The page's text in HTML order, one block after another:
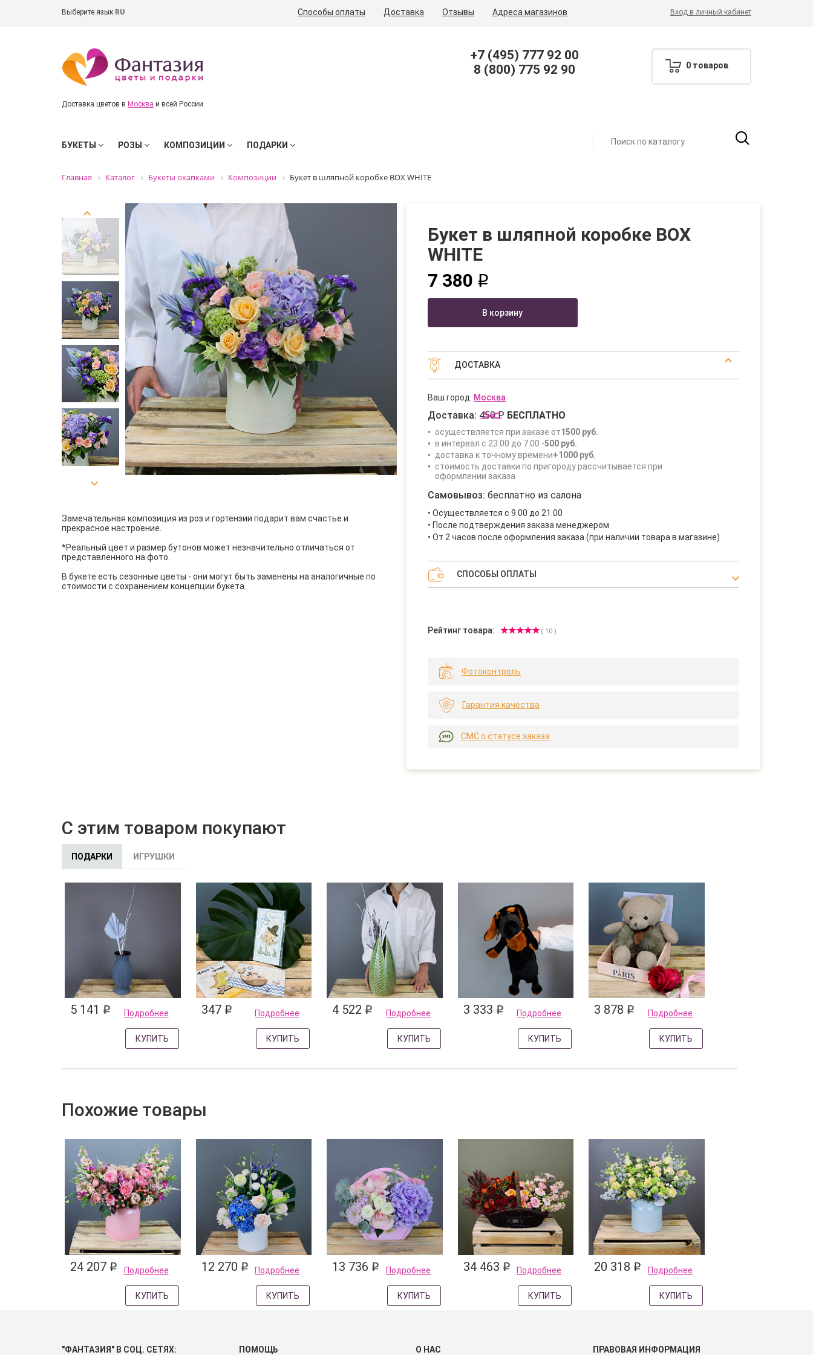
Выберите язык RU Способы оплаты Доставка Отзывы Адреса магазинов Вход в личный кабинет
Доставка цветов в Москва и всей России
+7 (495) 777 92 00
8 (800) 775 92 90
0 товаров
БУКЕТЫ РОЗЫ КОМПОЗИЦИИ ПОДАРКИ
Главная Каталог Букеты охапками Композиции Букет в шляпной коробке BOX WHITE
Замечательная композиция из роз и гортензии подарит вам счастье и
прекрасное настроение.
*Реальный цвет и размер бутонов может незначительно отличаться от
представленного на фото.
В букете есть сезонные цветы - они могут быть заменены на аналогичные по
стоимости с сохранением концепции букета.
Букет в шляпной коробке BOX
WHITE
7 380 q
В корзину
ДОСТАВКА
Ваш город: Москва
Доставка: 450 Р БЕСПЛАТНО
осуществляется при заказе от1500 руб.
в интервал с 23:00 до 7:00 -500 руб.
доставка к точному времени+1000 руб.
стоимость доставки по пригороду рассчитывается при
оформлении заказа
Самовывоз: бесплатно из салона
• Осуществляется с 9.00 до 21.00
• После подтверждения заказа менеджером
• От 2 часов после оформления заказа (при наличии товара в магазине)
СПОСОБЫ ОПЛАТЫ
Рейтинг товара: ( 10 )
Фотоконтроль
Гарантия качества
СМС о статусе заказа
С этим товаром покупают
ПОДАРКИ ИГРУШКИ
5 141 q Подробнее
КУПИТЬ
347 q Подробнее
КУПИТЬ
4 522 q Подробнее
КУПИТЬ
3 333 q Подробнее
КУПИТЬ
3 878 q Подробнее
КУПИТЬ
Похожие товары
24 207 q Подробнее
КУПИТЬ
12 270 q Подробнее
КУПИТЬ
13 736 q Подробнее
КУПИТЬ
34 463 q Подробнее
КУПИТЬ
20 318 q Подробнее
КУПИТЬ
"ФАНТАЗИЯ" В СОЦ. СЕТЯХ: ПОМОЩЬ О НАС ПРАВОВАЯ ИНФОРМАЦИЯ